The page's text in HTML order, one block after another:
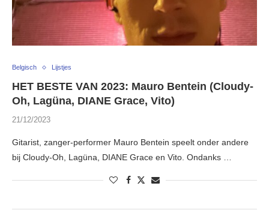
Belgisch Lijstjes
HET BESTE VAN 2023: Mauro Bentein (Cloudy-
Oh, Lagüna, DIANE Grace, Vito)
21/12/2023
Gitarist, zanger-performer Mauro Bentein speelt onder andere
bij Cloudy-Oh, Lagüna, DIANE Grace en Vito. Ondanks …